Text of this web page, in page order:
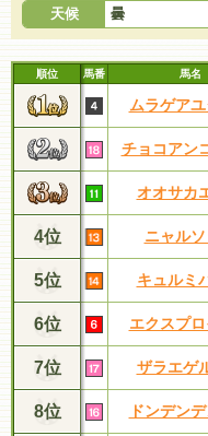
天候 曇
順位
4位
5位
6位
7位
8位
馬番 馬名
ムラゲア
チョコアン
オオサカ
ニャルソ
キュルミ
エクスプ
ザラエゲ
ドンデン